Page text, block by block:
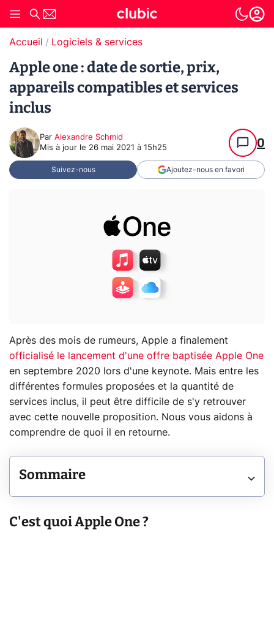
Accueil Logiciels & services
Apple one : date de sortie, prix,
appareils compatibles et services
inclus
Par Alexandre Schmid
Mis à jour le 26 mai 2021 à 15h25 0
Suivez-nous Ajoutez-nous en favori
Après des mois de rumeurs, Apple a finalement
officialisé le lancement d'une offre baptisée Apple One
en septembre 2020 lors d'une keynote. Mais entre les
différentes formules proposées et la quantité de
services inclus, il peut être difficile de s'y retrouver
avec cette nouvelle proposition. Nous vous aidons à
comprendre de quoi il en retourne.
Sommaire
C'est quoi Apple One ?